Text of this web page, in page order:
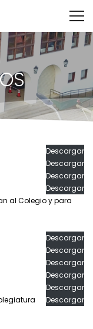
Descargar
Descargar
Descargar
Descargar
al Colegio y para
Descargar
Descargar
Descargar
Descargar
Descargar
Descargar